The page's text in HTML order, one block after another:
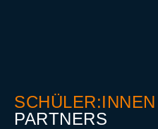
SCHÜLER:INNEN
PARTNERS